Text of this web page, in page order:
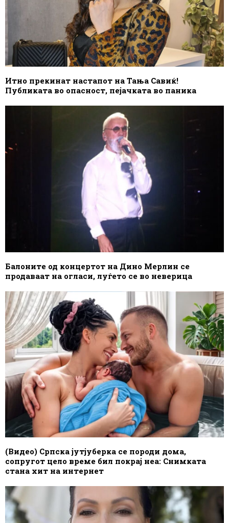
Итно прекинат настапот на Тања Савиќ!
Публиката во опасност, пејачката во паника
Балоните од концертот на Дино Мерлин се
продаваат на огласи, луѓето се во неверица
(Видео) Српска јутјуберка се породи дома,
сопругот цело време бил покрај неа: Снимката
стана хит на интернет